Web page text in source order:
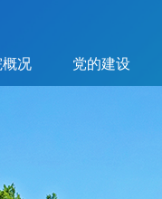
况 党的建设